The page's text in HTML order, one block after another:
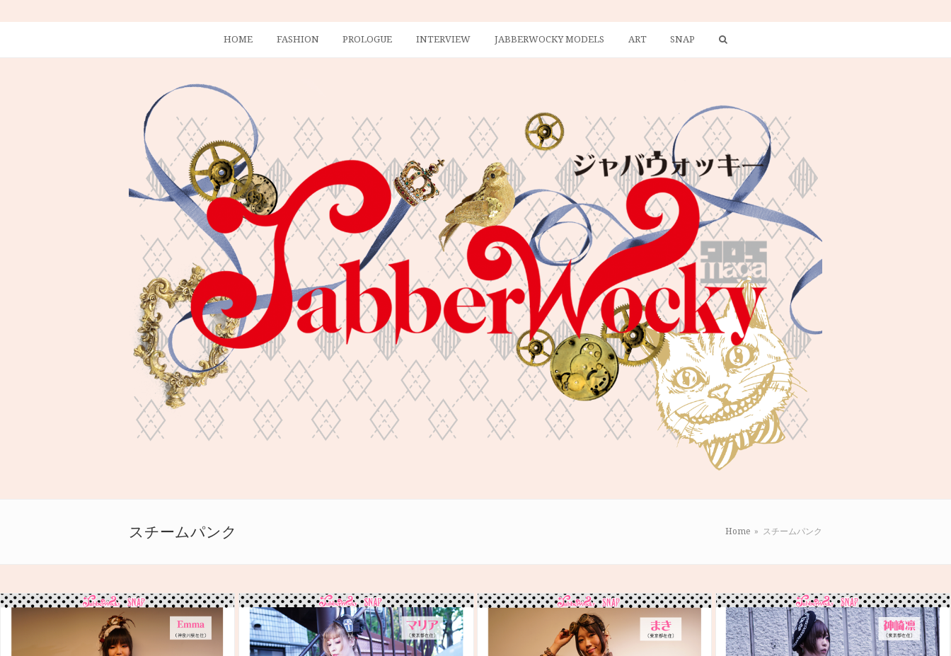
HOME FASHION PROLOGUE INTERVIEW JABBERWOCKY MODELS ART SNAP
スチームパンク Home » スチームパンク